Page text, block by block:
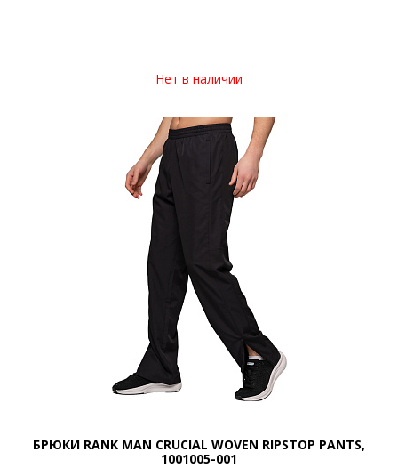
Нет в наличии
БРЮКИ RANK MAN CRUCIAL WOVEN RIPSTOP PANTS,
1001005-001